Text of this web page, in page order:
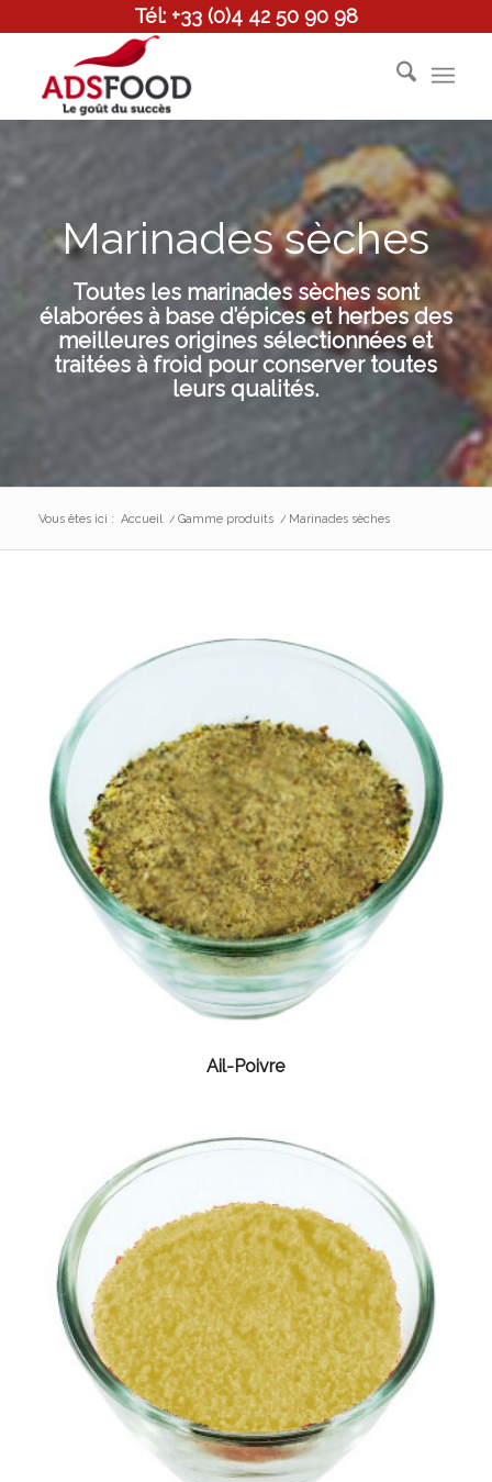
Tél: +33 (0)4 42 50 90 98
Marinades sèches
Toutes les marinades sèches sont
élaborées à base d’épices et herbes des
meilleures origines sélectionnées et
traitées à froid pour conserver toutes
leurs qualités.
Vous êtes ici : Accueil / Gamme produits / Marinades sèches
Ail-Poivre